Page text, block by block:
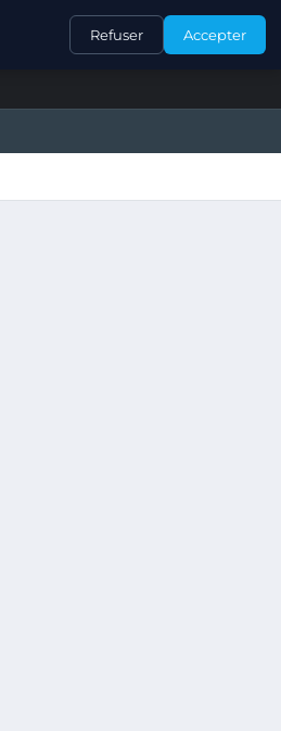
CONTACT
Refuser Accepter